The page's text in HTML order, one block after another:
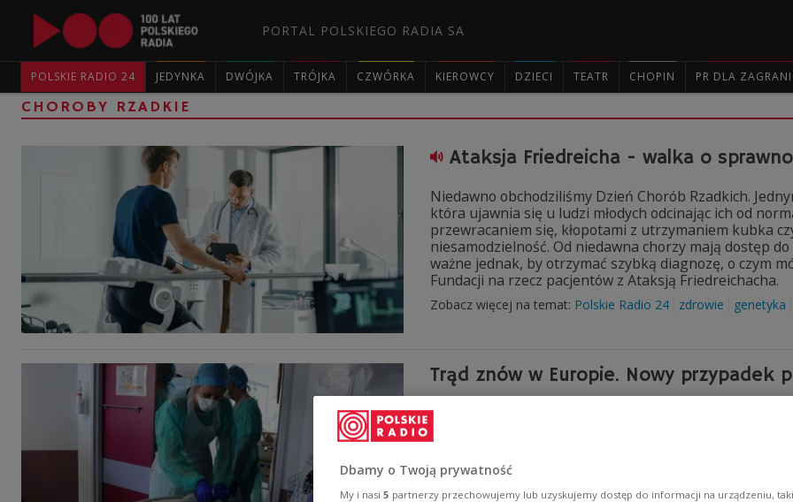
PORTAL POLSKIEGO RADIA SA
POLSKIE RADIO 24 JEDYNKA DWÓJKA TRÓJKA CZWÓRKA KIEROWCY DZIECI TEATR CHOPIN PR DLA
CHOROBY RZADKIE
Ataksja Friedreicha - walka o
Niedawno obchodziliśmy Dzień Chorób Rzadkich.
która ujawnia się u ludzi młodych odcinając ich od
przewracaniem się, kłopotami z utrzymaniem kubka
niesamodzielność. Od niedawna chorzy mają dostęp
ważne jednak, by otrzymać szybką diagnozę, o czym
Fundacji na rzecz pacjentów z Ataksją Friedreichacha.
Zobacz więcej na temat: Polskie Radio 24 zdrowie genetyka
Trąd znów w Europie. Nowy przypadek
W Rumunii wykryto przypadek trądu - poinformowało
dwie kolejne pozostają pod obserwacją w szpitalu.
Dbamy o Twoją prywatność
My i nasi 5 partnerzy przechowujemy lub uzyskujemy dostęp do informacji na urządzeniu,